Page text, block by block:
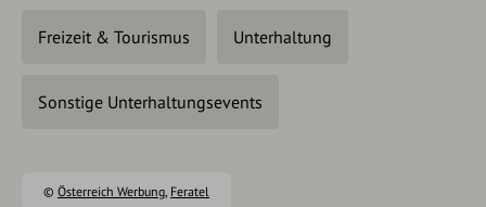
Freizeit & Tourismus Unterhaltung
Sonstige Unterhaltungsevents
© Österreich Werbung, Feratel